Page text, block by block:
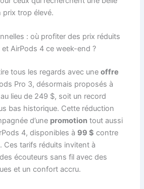
prix trop élevé.
: où profiter des prix réduits
AirPods 4 ce week-end ?
tous les regards avec uneoffre
Pro 3, désormais proposés à
au lieu de 249 $, soit un record
bas historique. Cette réduction
d’une promotion tout aussi
4, disponibles à 99 $ contre
Ces tarifs réduits invitent à
écouteurs sans fil avec des
et un confort accru.